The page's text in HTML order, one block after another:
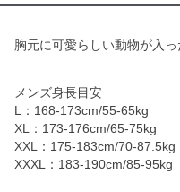
胸元に可愛らしい動物が入っ
メンズ身長目安
L：168-173cm/55-65kg
XL：173-176cm/65-75kg
XXL：175-183cm/70-87.5kg
XXXL：183-190cm/85-95kg